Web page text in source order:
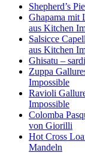
Shepherd’s
Ghapama mit
aus Kitchen
Salsicce
aus Kitchen
Ghisatu –
Zuppa
Impossible
Ravioli
Impossible
Colomba
von Giorilli
Hot Cross
Mandeln